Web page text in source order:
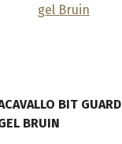
BIT GUARD
BRUIN